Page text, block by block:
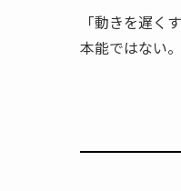
「動きを遅く
本能ではない。